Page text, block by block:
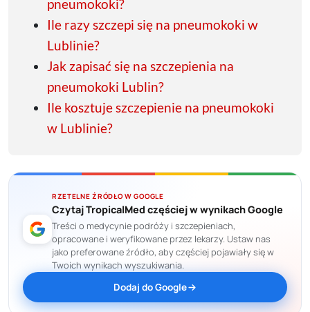
pneumokoki?
Ile razy szczepi się na pneumokoki w
Lublinie?
Jak zapisać się na szczepienia na
pneumokoki Lublin?
Ile kosztuje szczepienie na pneumokoki
w Lublinie?
RZETELNE ŹRÓDŁO W GOOGLE
Czytaj TropicalMed częściej w wynikach Google
Treści o medycynie podróży i szczepieniach,
opracowane i weryfikowane przez lekarzy. Ustaw nas
jako preferowane źródło, aby częściej pojawiały się w
Twoich wynikach wyszukiwania.
Dodaj do Google